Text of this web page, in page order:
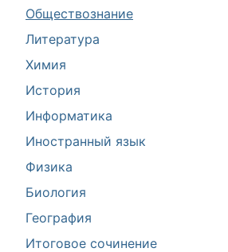
Обществознание
Литература
Химия
История
Информатика
Иностранный язык
Физика
Биология
География
Итоговое сочинение